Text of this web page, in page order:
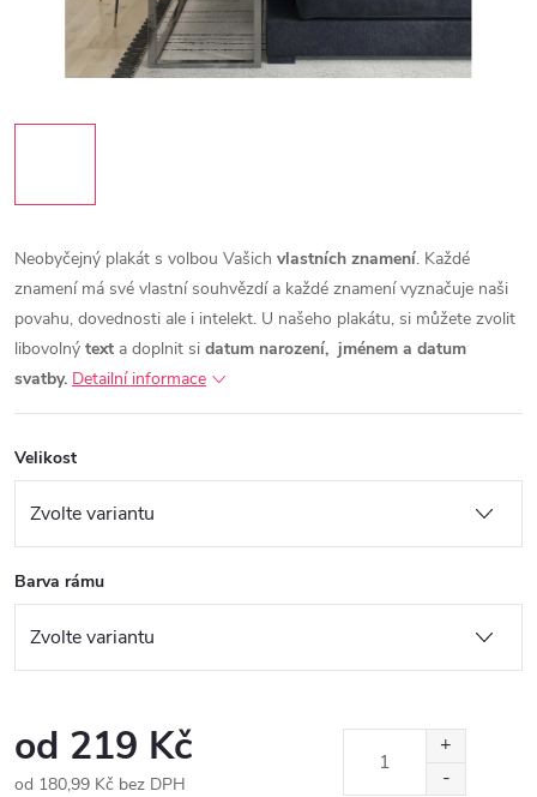
Neobyčejný plakát s volbou Vašich vlastních znamení. Každé
znamení má své vlastní souhvězdí a každé znamení vyznačuje naši
povahu, dovednosti ale i intelekt. U našeho plakátu, si můžete zvolit
libovolný text a doplnit si datum narození, jménem a datum
svatby. Detailní informace
Velikost
Barva rámu
od 219 Kč
od 180,99 Kč bez DPH